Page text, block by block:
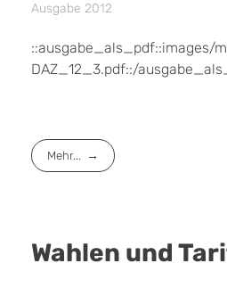
Ausgabe 2012
::ausgabe_als_pdf::images/
DAZ_12_3.pdf::/
Mehr...
Wahlen und